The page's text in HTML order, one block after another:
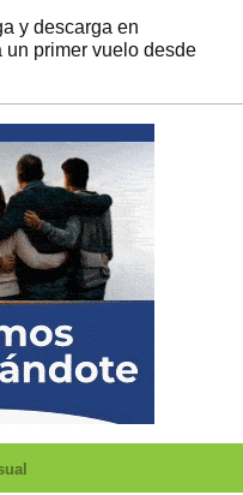
y descarga en
primer vuelo desde